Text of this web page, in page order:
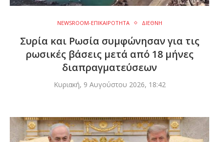
NEWSROOM-ΕΠΙΚΑΙΡΟΤΗΤΑ ΔΙΕΘΝΗ
Συρία και Ρωσία συμφώνησαν για τις
ρωσικές βάσεις μετά από 18 μήνες
διαπραγματεύσεων
Κυριακή, 9 Αυγούστου 2026, 18:42